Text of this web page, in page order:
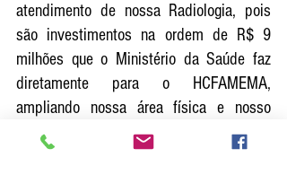
atendimento de nossa Radiologia, pois
são investimentos na ordem de R$ 9
milhões que o Ministério da Saúde faz
diretamente para o HCFAMEMA,
ampliando nossa área física e nosso
parque tecnológico para podermos
ampliar nosso atendimento à população”,